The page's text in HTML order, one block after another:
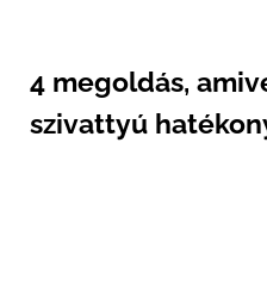
4 megoldás,
szivattyú